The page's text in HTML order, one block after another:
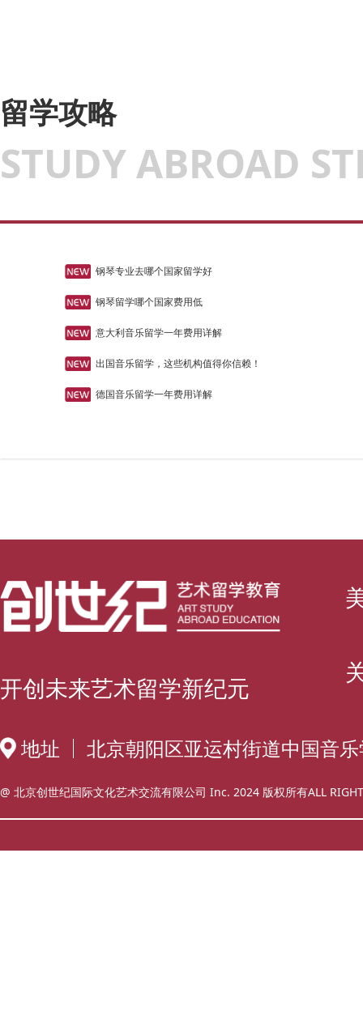
留学攻略
STUDY ABROAD
钢琴专业去哪个国家留学好
钢琴留学哪个国家费用低
意大利音乐留学一年费用详解
出国音乐留学，这些机构值得你信赖！
德国音乐留学一年费用详解
开创未来艺术留学新纪元
地址 北京朝阳区亚运村街道中国音
@ 北京创世纪国际文化艺术交流有限公司 Inc. 2024 版权所有ALL